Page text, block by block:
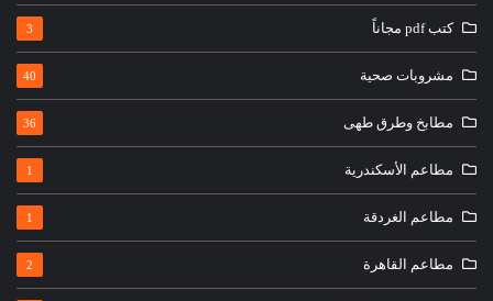
كتب pdf مجاناً 3
مشروبات صحية 40
مطابخ وطرق طهى 36
مطاعم الأسكندرية 1
مطاعم الغردقة 1
مطاعم القاهرة 2